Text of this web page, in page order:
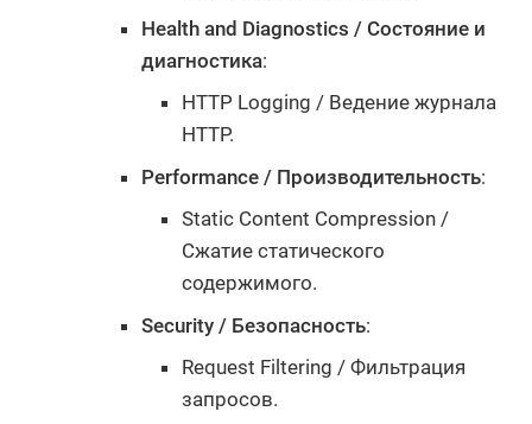
Health and Diagnostics / Состояние и
диагностика:
HTTP Logging / Ведение журнала
HTTP.
Performance / Производительность:
Static Content Compression /
Сжатие статического
содержимого.
Security / Безопасность:
Request Filtering / Фильтрация
запросов.